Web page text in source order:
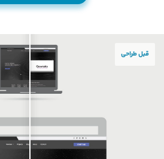
قبل طراحی